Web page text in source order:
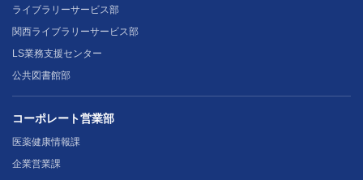
ライブラリーサービス部
関西ライブラリーサービス部
LS業務支援センター
公共図書館部
コーポレート営業部
医薬健康情報課
企業営業課